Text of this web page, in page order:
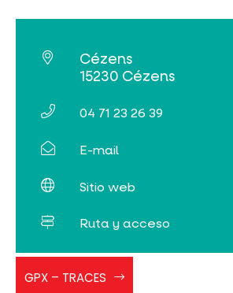
Cézens
15230 Cézens
04 71 23 26 39
E-mail
Sitio web
Ruta y acceso
GPX – TRACES
Traces